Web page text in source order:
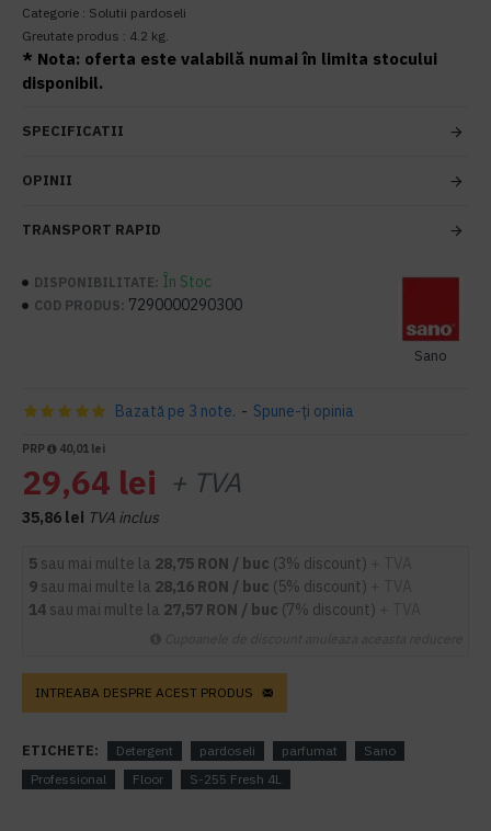
Categorie : Solutii pardoseli
Greutate produs : 4.2 kg.
* Nota: oferta este valabilă numai în limita stocului
disponibil.
SPECIFICATII
OPINII
TRANSPORT RAPID
DISPONIBILITATE: În Stoc
COD PRODUS: 7290000290300
Sano
Bazată pe 3 note. - Spune-ţi opinia
PRP 40,01 lei
29,64 lei + TVA
35,86 lei TVA inclus
5 sau mai multe la 28,75 RON / buc (3% discount)
9 sau mai multe la 28,16 RON / buc (5% discount)
14 sau mai multe la 27,57 RON / buc (7% discount)
INTREABA DESPRE ACEST PRODUS
ETICHETE: Detergent pardoseli parfumat
Sano
Professional
Floor S-255 Fresh 4L